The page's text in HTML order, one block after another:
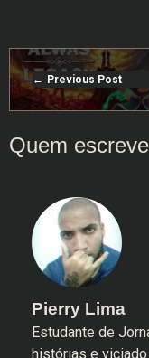
Previous Post
Pierry Lima
Estudante de
histórias e